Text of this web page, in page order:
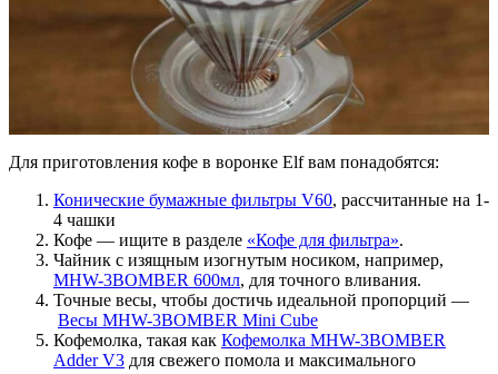
Для приготовления кофе в воронке Elf вам понадобятся:
Конические бумажные фильтры V60, рассчитанные на 1-
4 чашки
Кофе — ищите в разделе «Кофе для фильтра».
Чайник с изящным изогнутым носиком, например,
MHW-3BOMBER 600мл, для точного вливания.
Точные весы, чтобы достичь идеальной пропорций —
Весы MHW-3BOMBER Mini Cube
Кофемолка, такая как Кофемолка MHW-3BOMBER
Adder V3 для свежего помола и максимального